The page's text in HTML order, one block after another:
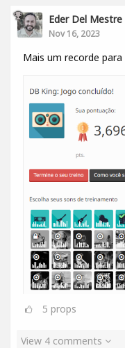
Eder Del Mestre
Nov 16, 2023
Mais um recorde
5 props
View 4 comments